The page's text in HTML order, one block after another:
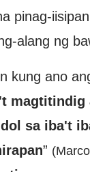
pinag-
alang ng
kung ano
magtitindig
sa iba't
”